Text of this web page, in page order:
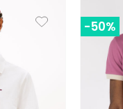
-50%